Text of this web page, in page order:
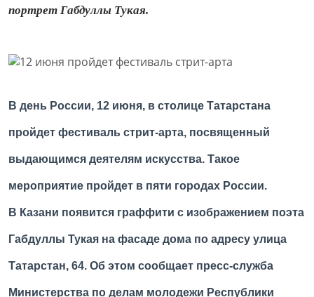
портрет Габдуллы Тукая.
В день России, 12 июня, в столице Татарстана
пройдет фестиваль стрит-арта, посвященный
выдающимся деятелям искусства. Такое
мероприятие пройдет в пяти городах России.
В Казани появится граффити с изображением поэта
Габдуллы Тукая на фасаде дома по адресу улица
Татарстан, 64. Об этом сообщает пресс-служба
Министерства по делам молодежи Республики